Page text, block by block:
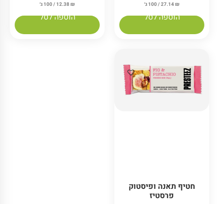
27.14₪ / 100 ג׳
הוספה לסל
12.38₪ / 100 ג׳
הוספה לסל
חטיף תאנה ופיסטוק
פרסטיז